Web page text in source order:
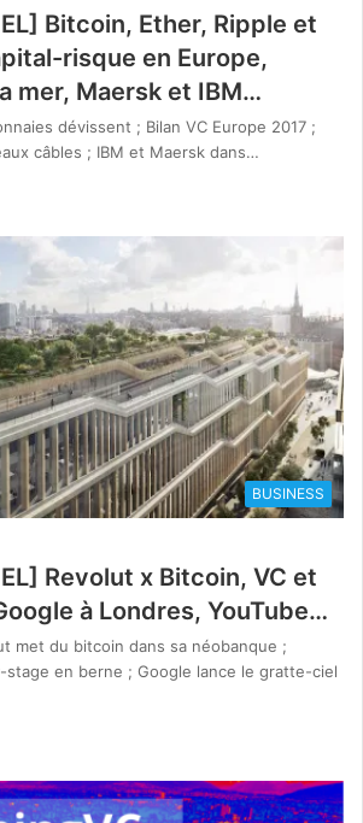
Bitcoin, Ether, Ripple et
risque en Europe,
mer, Maersk et IBM…
dévissent ; Bilan VC Europe 2017 ;
câbles ; IBM et Maersk dans…
BUSINESS
Revolut x Bitcoin, VC et
à Londres, YouTube…
met du bitcoin dans sa néobanque ;
stage en berne ; Google lance le gratte-ciel